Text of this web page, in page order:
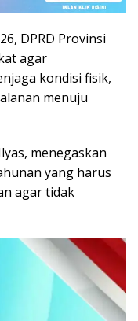
DPRD Provinsi
agar
kondisi fisik,
menuju
menegaskan
yang harus
agar tidak